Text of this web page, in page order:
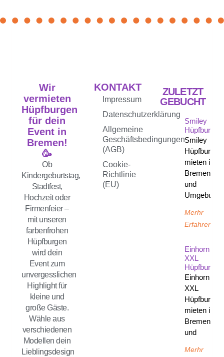
Wir
vermieten
Hüpfburgen
für dein
Event in
Bremen!
🥳
Ob
Kindergeburtstag,
Stadtfest,
Hochzeit oder
Firmenfeier –
mit unseren
farbenfrohen
Hüpfburgen
wird dein
Event zum
unvergesslichen
Highlight für
kleine und
große Gäste.
Wähle aus
verschiedenen
Modellen dein
Lieblingsdesign
KONTAKT
Impressum
Datenschutzerklärung
Allgemeine
Geschäftsbedingungen
(AGB)
Cookie-
Richtlinie
(EU)
ZULETZT
GEBUCHT
Smiley
Hüpfburg
Smiley
Hüpfburg
mieten in
Bremen
und
Umgebung
Merhr
Erfahren
Einhorn
XXL
Hüpfburg
Einhorn
XXL
Hüpfburg
mieten in
Bremen
und
Merhr